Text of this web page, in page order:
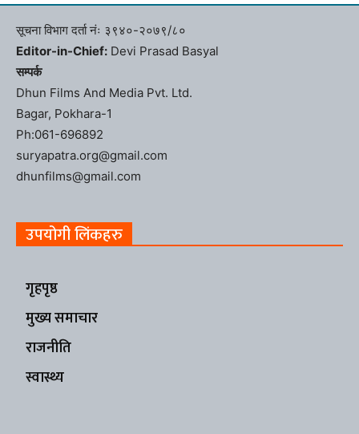
सूचना विभाग दर्ता नंः ३९४०-२०७९/८०
Editor-in-Chief: Devi Prasad Basyal
सम्पर्क
Dhun Films And Media Pvt. Ltd.
Bagar, Pokhara-1
Ph:061-696892
suryapatra.org@gmail.com
dhunfilms@gmail.com
उपयोगी लिंकहरु
गृहपृष्ठ
मुख्य समाचार
राजनीति
स्वास्थ्य